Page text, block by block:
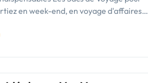
en week-end, en voyage d'affaires…